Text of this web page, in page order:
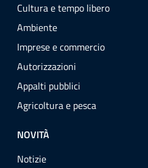
Cultura e tempo libero
Ambiente
Imprese e commercio
Autorizzazioni
Appalti pubblici
Agricoltura e pesca
NOVITÀ
Notizie